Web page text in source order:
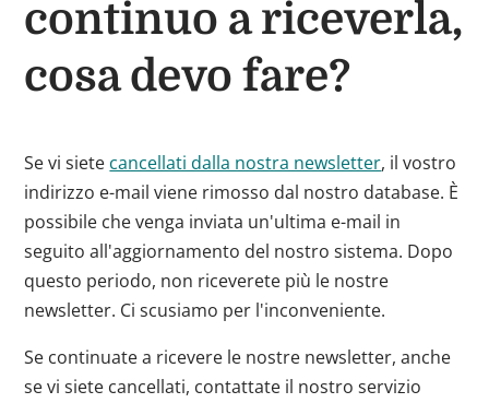
continuo a riceverla,
cosa devo fare?
Se vi siete cancellati dalla nostra newsletter, il vostro
indirizzo e-mail viene rimosso dal nostro database. È
possibile che venga inviata un'ultima e-mail in
seguito all'aggiornamento del nostro sistema. Dopo
questo periodo, non riceverete più le nostre
newsletter. Ci scusiamo per l'inconveniente.
Se continuate a ricevere le nostre newsletter, anche
se vi siete cancellati, contattate il nostro servizio